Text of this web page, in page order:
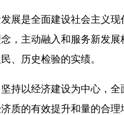
是全面建设社会主义现
，主动融入和服务新发
、历史检验的实绩。
以经济建设为中心，全
质的有效提升和量的合